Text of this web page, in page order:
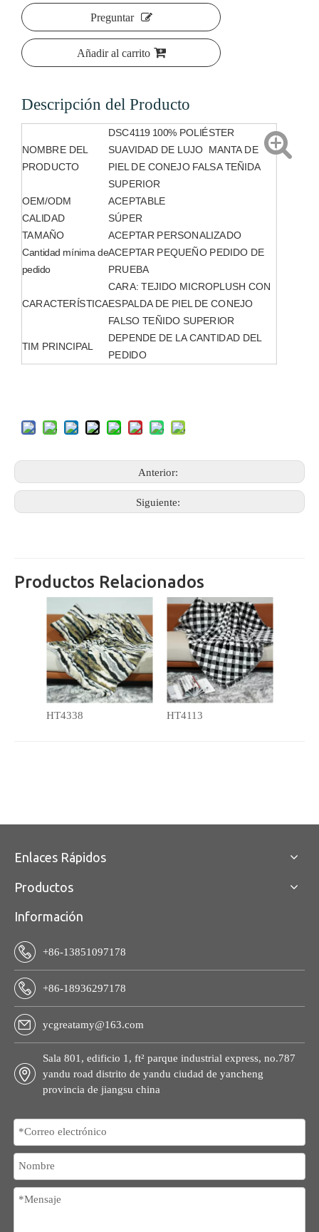
Preguntar
Añadir al carrito
Descripción del Producto
NOMBRE DEL
PRODUCTO
DSC4119 100% POLIÉSTER
SUAVIDAD DE LUJO MANTA DE
PIEL DE CONEJO FALSA TEÑIDA
SUPERIOR
OEM/ODM
ACEPTABLE
CALIDAD
SÚPER
TAMAÑO
ACEPTAR PERSONALIZADO
Cantidad mínima de
pedido
ACEPTAR PEQUEÑO PEDIDO DE
PRUEBA
CARACTERÍSTICA
CARA: TEJIDO MICROPLUSH CON
ESPALDA DE PIEL DE CONEJO
FALSO TEÑIDO SUPERIOR
TIM PRINCIPAL
DEPENDE DE LA CANTIDAD DEL
PEDIDO
Anterior:
Siguiente:
Productos Relacionados
HT4338 HT4113
Enlaces Rápidos
Productos
Información
+86-13851097178
+86-18936297178
ycgreatamy@163.com
Sala 801, edificio 1, ft² parque industrial express, no.787
yandu road distrito de yandu ciudad de yancheng
provincia de jiangsu china